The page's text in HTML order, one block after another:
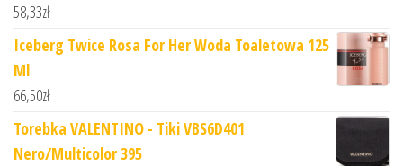
58,33zł
Iceberg Twice Rosa For Her Woda Toaletowa 125
Ml
66,50zł
Torebka VALENTINO - Tiki VBS6D401
Nero/Multicolor 395